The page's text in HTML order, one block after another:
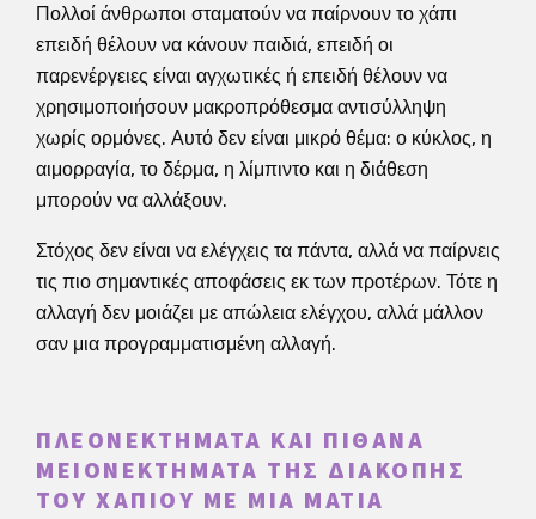
Πολλοί άνθρωποι σταματούν να παίρνουν το χάπι
επειδή θέλουν να κάνουν παιδιά, επειδή οι
παρενέργειες είναι αγχωτικές ή επειδή θέλουν να
χρησιμοποιήσουν μακροπρόθεσμα αντισύλληψη
χωρίς ορμόνες. Αυτό δεν είναι μικρό θέμα: ο κύκλος, η
αιμορραγία, το δέρμα, η λίμπιντο και η διάθεση
μπορούν να αλλάξουν.
Στόχος δεν είναι να ελέγχεις τα πάντα, αλλά να παίρνεις
τις πιο σημαντικές αποφάσεις εκ των προτέρων. Τότε η
αλλαγή δεν μοιάζει με απώλεια ελέγχου, αλλά μάλλον
σαν μια προγραμματισμένη αλλαγή.
ΠΛΕΟΝΕΚΤΉΜΑΤΑ ΚΑΙ ΠΙΘΑΝΆ
ΜΕΙΟΝΕΚΤΉΜΑΤΑ ΤΗΣ ΔΙΑΚΟΠΉΣ
ΤΟΥ ΧΑΠΙΟΎ ΜΕ ΜΙΑ ΜΑΤΙΆ